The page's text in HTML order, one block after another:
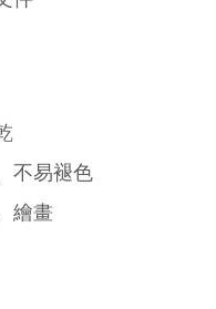
不易褪色
繪畫